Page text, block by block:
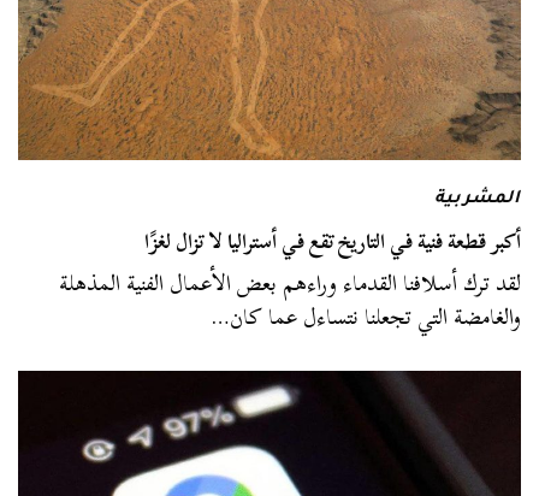
المشربية
أكبر قطعة فنية في التاريخ تقع في أستراليا لا تزال لغزًا
لقد ترك أسلافنا القدماء وراءهم بعض الأعمال الفنية المذهلة
والغامضة التي تجعلنا نتساءل عما كان…